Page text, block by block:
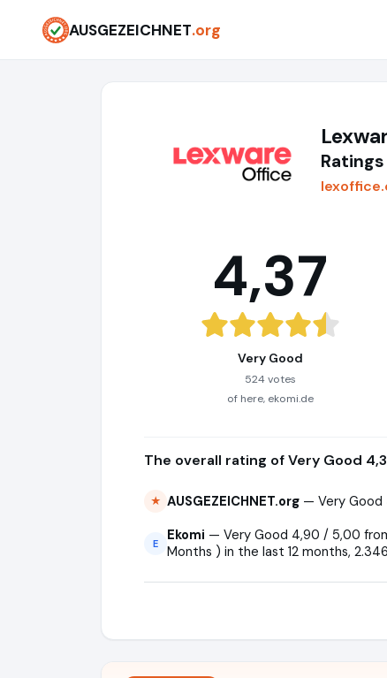
AUSGEZEICHNET.org
4,37
Very Good
524 votes
of here, ekomi.de
The overall rating of Very Good
★ AUSGEZEICHNET.org — Very Good
E Ekomi — Very Good 4,90 / 5,00
Months ) in the last 12 months,